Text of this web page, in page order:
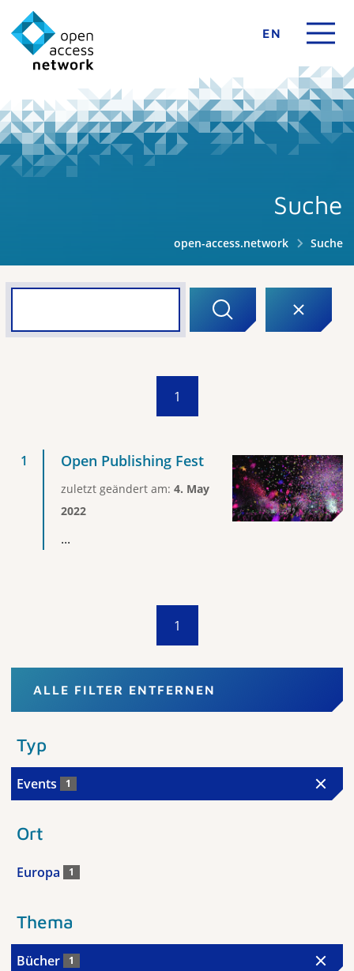
EN
Suche
open-access.network Suche
1
Open Publishing Fest
zuletzt geändert am: 4. May
2022
...
1
ALLE FILTER ENTFERNEN
Typ
Events 1
Ort
Europa 1
Thema
Bücher 1